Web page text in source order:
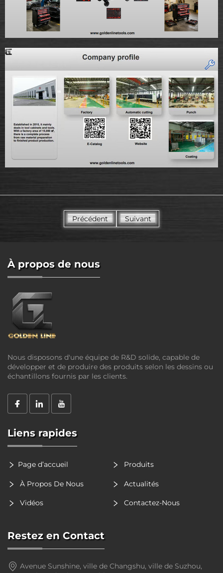
Précédent Suivant
À propos de nous
Nous disposons d'une équipe de R&D solide, capable de
développer et de produire des produits selon les dessins ou
échantillons fournis par les clients.
Liens rapides
Page d’accueil Produits
À Propos De Nous Actualités
Vidéos Contactez-Nous
Restez en Contact
Avenue Sunshine, ville de Changshu, ville de Suzhou,